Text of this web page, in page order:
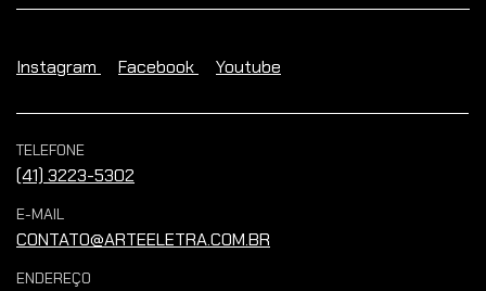
Instagram Facebook Youtube
TELEFONE
(41) 3223-5302
E-MAIL
CONTATO@ARTEELETRA.COM.BR
ENDEREÇO